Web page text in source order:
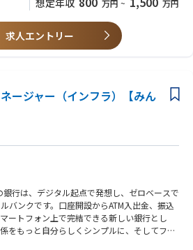
由に選択可
、Zoom、Teams、Outlook
データ分析基盤、Google Analytics、Looker
す
Kotlin, Swift, Go, Python, JavaScript
React, Next.js, FastAPI, Vue.jsなど
Prometheus など
、ECS・ECR、Lambda、Step Functions
Terraform, Github Actions, PagerDuty, JIRA
Gemini、Claude、GitHub Copilot、Microsoft
AIツール
解決を推進した経験
な職種のメンバーを巻き込み、円滑に合意形
ンスキル
開発手法でチームメンバーと協業した開発経
メント経験
も積極的に学んでいける方
にチャレンジできる方
い価値や喜びを創造できる方
想定年収 万円 ~ 万円
求人エントリー
ージャー（インフラ）【みん
行は、デジタル起点で発想し、ゼロベースで
バンクです。口座開設からATM入出金、振込
ートフォン上で完結できる新しい銀行とし
をもっと自分らしくシンプルに、そしてフレ
い銀行のカタチを「みんな」で創りたいと考